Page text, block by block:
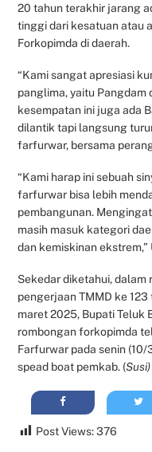
20 tahun terakhir jarang
tinggi dari kesatuan atau
Forkopimda di daerah.
“Kami sangat apresiasi
panglima, yaitu Pangdam
kesempatan ini juga ada
dilantik tapi langsung
farfurwar, bersama
“Kami harap ini sebuah
farfurwar bisa lebih
pembangunan.
masih masuk kategori
dan kemiskinan ekstrem,”
Sekedar diketahui,
pengerjaan TMMD ke
maret 2025, Bupati Teluk
rombongan forkopimda
Farfurwar pada senin
spead boat pemkab. (Susi)
Post Views: 376